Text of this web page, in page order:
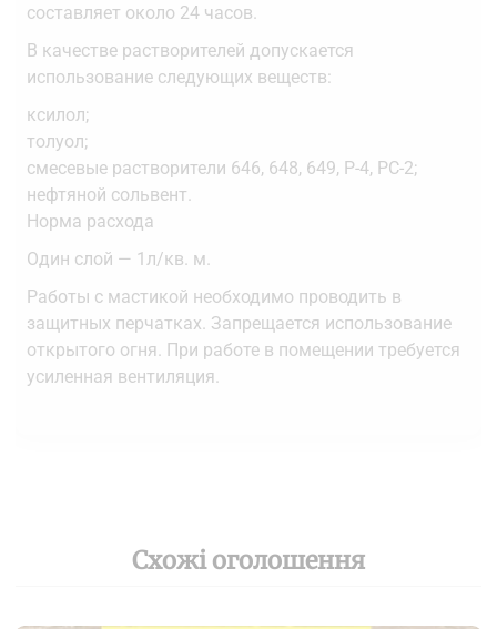
составляет около 24 часов.
В качестве растворителей допускается
использование следующих веществ:
ксилол;
толуол;
смесевые растворители 646, 648, 649, Р-4, РС-2;
нефтяной сольвент.
Норма расхода
Один слой — 1л/кв. м.
Работы с мастикой необходимо проводить в
защитных перчатках. Запрещается использование
открытого огня. При работе в помещении требуется
усиленная вентиляция.
Схожі оголошення